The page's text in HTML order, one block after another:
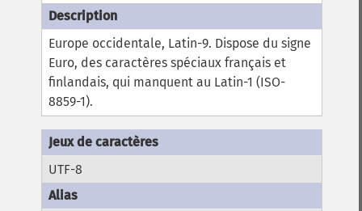
Europe occidentale, Latin-9. Dispose du signe
Euro, des caractères spéciaux français et
finlandais, qui manquent au Latin-1 (ISO-
8859-1).
UTF-8